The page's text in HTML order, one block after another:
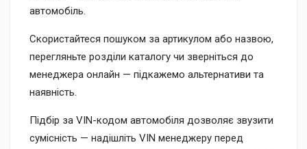
автомобіль.
Скористайтеся пошуком за артикулом або назвою,
перегляньте розділи каталогу чи зверніться до
менеджера онлайн — підкажемо альтернативи та
наявність.
Підбір за VIN-кодом автомобіля дозволяє звузити
сумісність — надішліть VIN менеджеру перед